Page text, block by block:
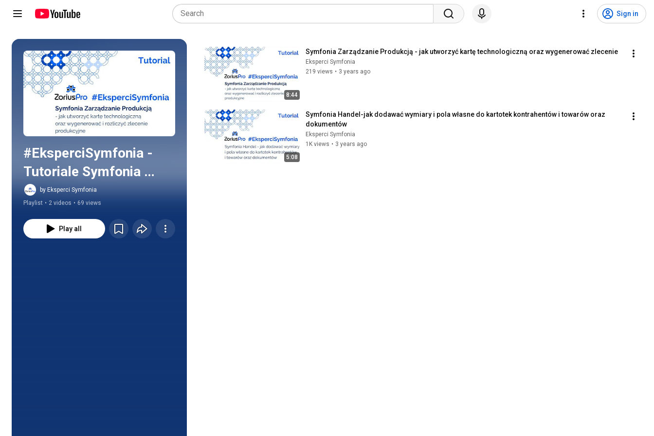
Sign in
Play all
#EksperciSymfonia -
Tutoriale Symfonia
Zarządzanie Produkcją
by Eksperci Symfonia
Playlist • 2 videos • 69 views
Play all
8:44
Symfonia Zarządzanie Produkcją - jak utworzyć kartę technologiczną oraz wygenerować zlecenie
Eksperci Symfonia
219 views • 3 years ago
5:08
Symfonia Handel-jak dodawać wymiary i pola własne do kartotek kontrahentów i towarów oraz
dokumentów
Eksperci Symfonia
1K views • 3 years ago